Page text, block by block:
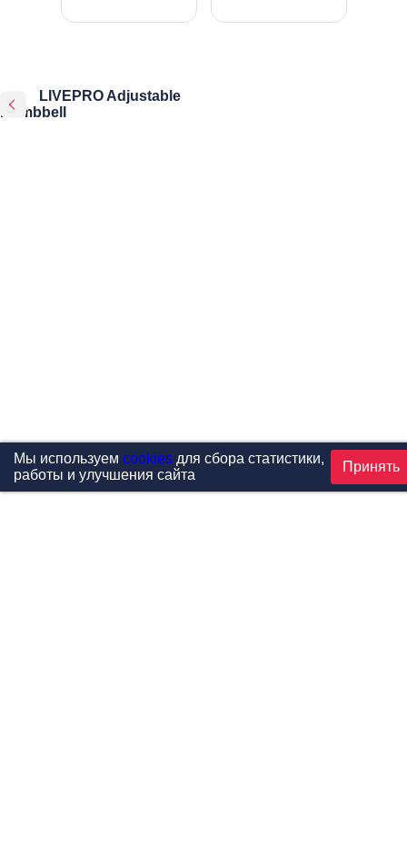
LIVEPRO Adjustable
Dumbbell
Мы используем cookiesдля сбора статистики,
работы и улучшения сайта
Принять